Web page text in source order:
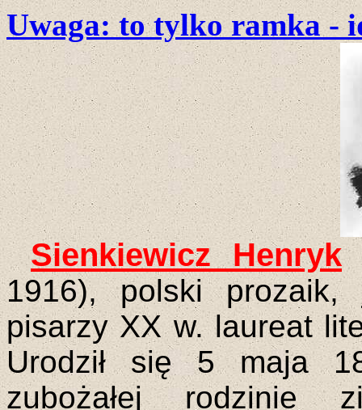
Uwaga: to tylko ramka -
Sienkiewicz Henryk
1916), polski prozaik,
pisarzy XX w. laureat
Urodził się 5 maja
zubożałej rodzinie